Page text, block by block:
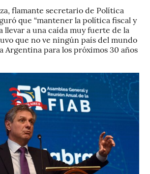
flamante secretario de Política
que “mantener la política fiscal y
llevar a una caída muy fuerte de la
que no ve ningún país del mundo
Argentina para los próximos 30 años